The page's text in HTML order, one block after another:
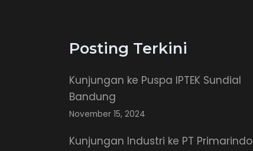
Posting Terkini
Kunjungan ke Puspa IPTEK Sundial
Bandung
November 15, 2024
Kunjungan Industri ke PT Primarindo